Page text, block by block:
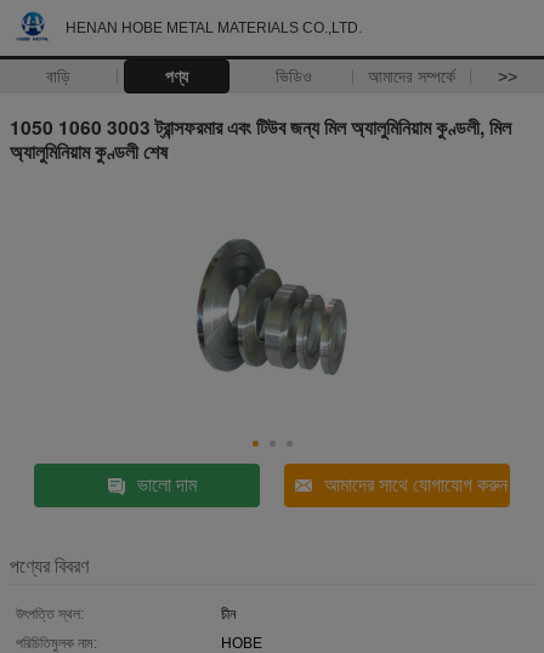
HENAN HOBE METAL MATERIALS CO.,LTD.
বাড়ি পণ্য ভিডিও আমাদের সম্পর্কে >>
1050 1060 3003 ট্রান্সফরমার এবং টিউব জন্য মিল অ্যালুমিনিয়াম কুণ্ডলী, মিল
অ্যালুমিনিয়াম কুণ্ডলী শেষ
ভালো দাম আমাদের সাথে যোগাযোগ করুন
পণ্যের বিবরণ
উৎপত্তি স্থল:
চীন
পরিচিতিমুলক নাম:
HOBE